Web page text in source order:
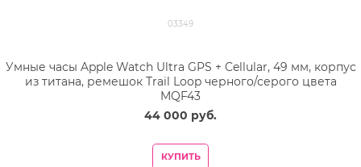
03349
Умные часы Apple Watch Ultra GPS + Cellular, 49 мм, корпус
из титана, ремешок Trail Loop черного/серого цвета
MQF43
44 000 руб.
КУПИТЬ